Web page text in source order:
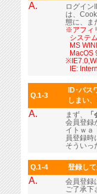
A.
ログイン
は、
態に、ま
※アフィ
システ
MS
MacOS
IE:
Q.1-3
ID･パ
しまい
A. まず、
会員登録
イトｗａ
員登録時
そういっ
Q.1-4 登録し
A.
会員登録
ご了承下